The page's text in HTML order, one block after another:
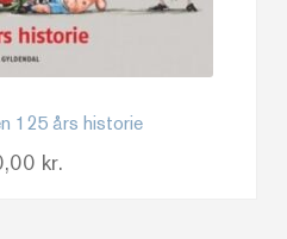
125 års historie
kr.